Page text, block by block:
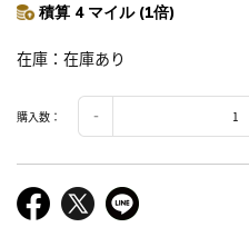
積算 4 マイル (1倍)
在庫 在庫あり
購入数：